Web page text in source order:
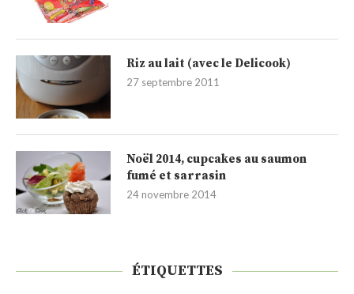
Riz au lait (avec le Delicook)
27 septembre 2011
Noël 2014, cupcakes au saumon
fumé et sarrasin
24 novembre 2014
ÉTIQUETTES